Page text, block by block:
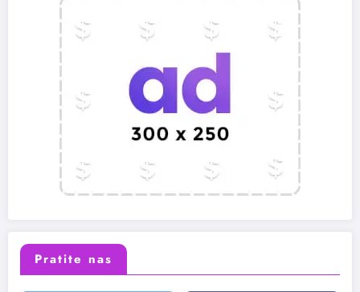
Pratite nas